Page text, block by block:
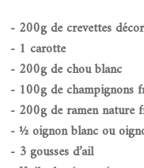
- 200g de crevettes
- 1 carotte
- 200g de chou blanc
- 100g de champignons
- 200g de ramen nature
- ½ oignon blanc ou
- 3 gousses d’ail